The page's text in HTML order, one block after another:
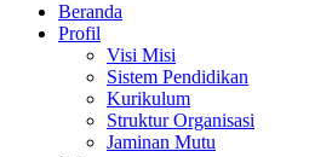
Beranda
Profil
Visi Misi
Sistem Pendidikan
Kurikulum
Struktur Organisasi
Jaminan Mutu